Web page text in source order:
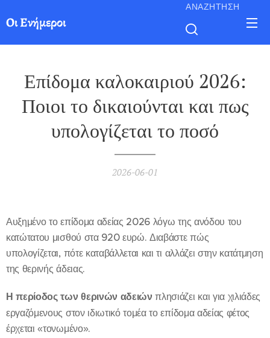
Οι Ενήμεροι
ΑΝΑΖΉΤΗΣΗ
Επίδομα καλοκαιριού 2026:
Ποιοι το δικαιούνται και πως
υπολογίζεται το ποσό
2026-06-01
Αυξημένο το επίδομα αδείας 2026 λόγω της ανόδου του
κατώτατου μισθού στα 920 ευρώ. Διαβάστε πώς
υπολογίζεται, πότε καταβάλλεται και τι αλλάζει στην κατάτμηση
της θερινής άδειας.
Η περίοδος των θερινών αδειών πλησιάζει και για χιλιάδες
εργαζόμενους στον ιδιωτικό τομέα το επίδομα αδείας φέτος
έρχεται «τονωμένο».